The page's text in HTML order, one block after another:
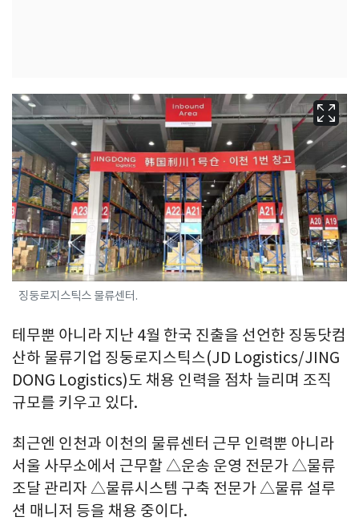
징둥로지스틱스 물류센터.
테무뿐 아니라 지난 4월 한국 진출을 선언한 징동닷컴
산하 물류기업 징둥로지스틱스(JD Logistics/JING
DONG Logistics)도 채용 인력을 점차 늘리며 조직
규모를 키우고 있다.
최근엔 인천과 이천의 물류센터 근무 인력뿐 아니라
서울 사무소에서 근무할 △운송 운영 전문가 △물류
조달 관리자 △물류시스템 구축 전문가 △물류 설루
션 매니저 등을 채용 중이다.